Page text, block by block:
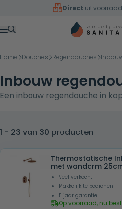
Overslaan naar inhoud
Direct uit
Menu
Home Douches Regendouches
Inbouw
Een inbouw regendouche in
strakke, naadloze integratie in
cm koperen douchekop, de
koperfinish vormt een
designstatement dat elk
versterkt.
1 - 23 van 30 producten
Thermostatische
met wandarm
Veel verkocht
Makkelijk te bedienen
5 jaar garantie
Op voorraad, nu